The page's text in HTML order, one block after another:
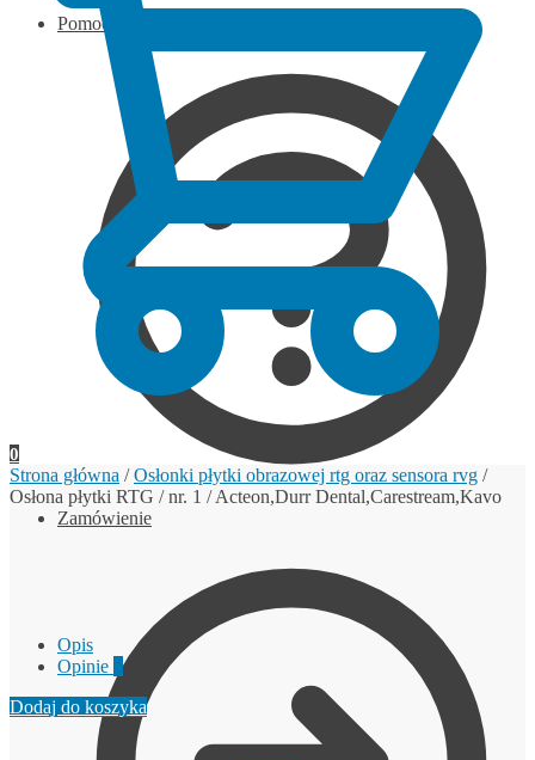
Pomoc
Zamówienie
0
Strona główna /Osłonki płytki obrazowej rtg oraz sensora rvg /
Osłona płytki RTG / nr. 1 / Acteon,Durr Dental,Carestream,Kavo
Opis
Opinie
Dodaj do koszyka